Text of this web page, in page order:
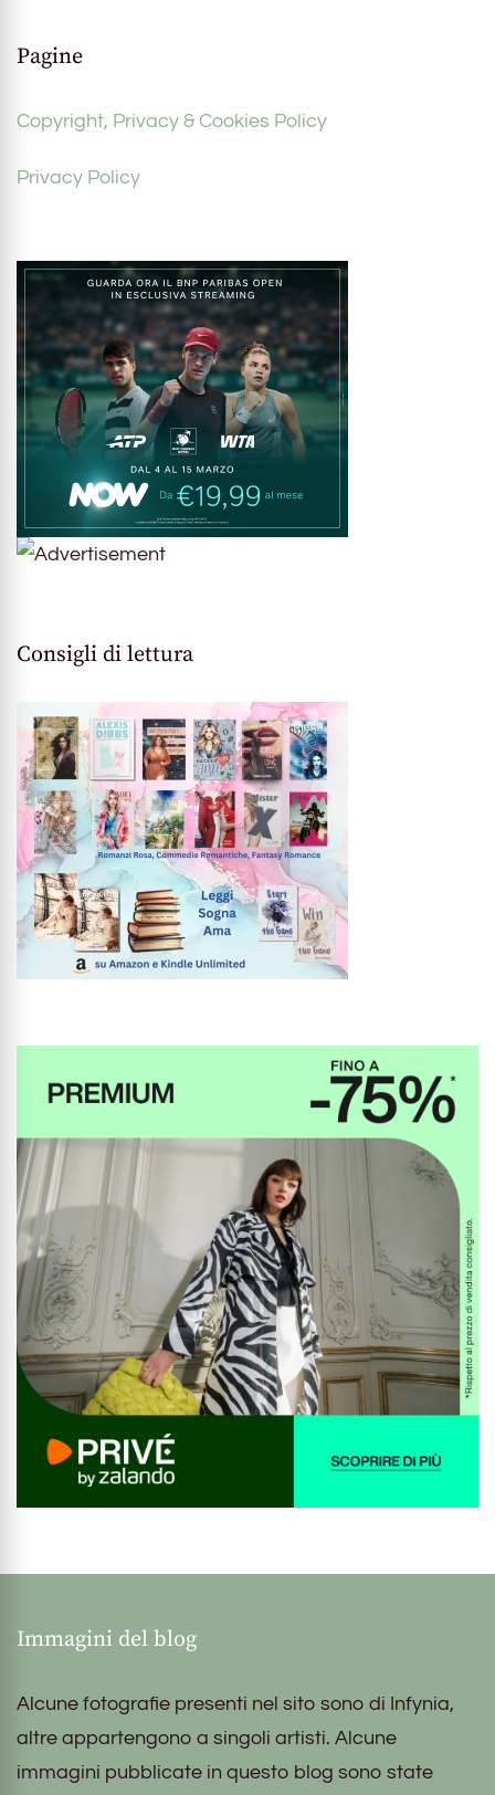
Pagine
Copyright, Privacy & Cookies Policy
Privacy Policy
Consigli di lettura
Immagini del blog
Alcune fotografie presenti nel sito sono di Infynia,
altre appartengono a singoli artisti. Alcune
immagini pubblicate in questo blog sono state